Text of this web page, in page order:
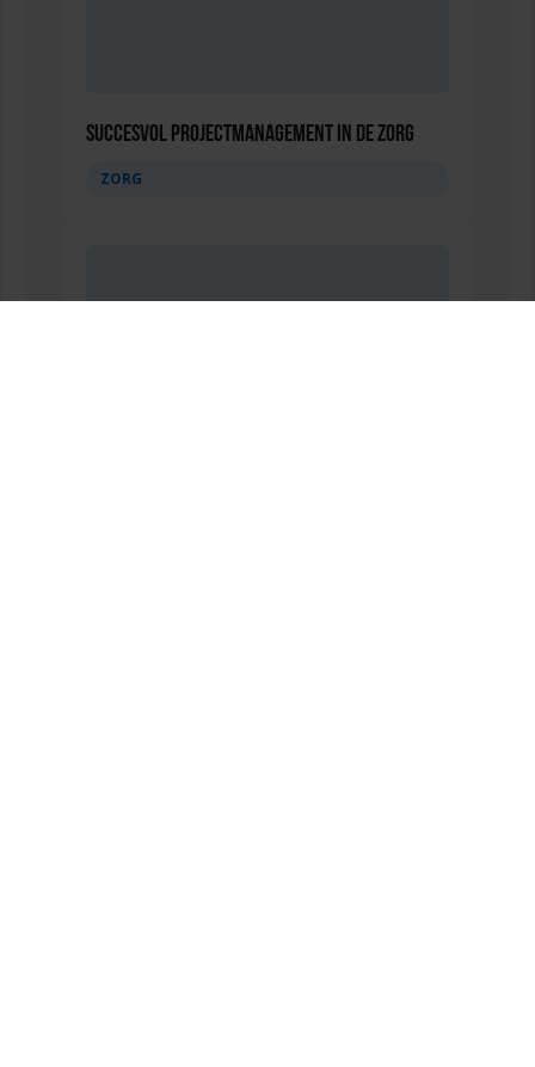
Succesvol Projectmanagement in de Zorg
ZORG